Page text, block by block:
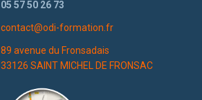
05 57 50 26 73
contact@odi-formation.fr
89 avenue du Fronsadais
33126 SAINT MICHEL DE FRONSAC